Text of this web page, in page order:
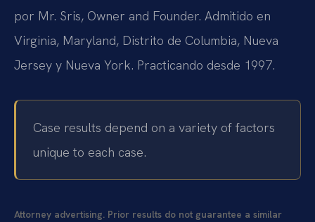
por Mr. Sris, Owner and Founder. Admitido en
Virginia, Maryland, Distrito de Columbia, Nueva
Jersey y Nueva York. Practicando desde 1997.
Case results depend on a variety of factors
unique to each case.
Attorney advertising. Prior results do not guarantee a similar